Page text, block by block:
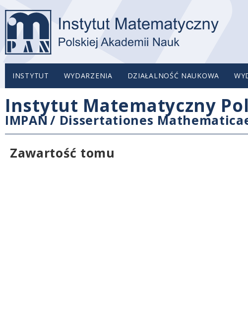
INSTYTUT WYDARZENIA DZIAŁALNOŚĆ NAUKOWA
Instytut Matematyczny
IMPAN / Dissertationes
Zawartość tomu